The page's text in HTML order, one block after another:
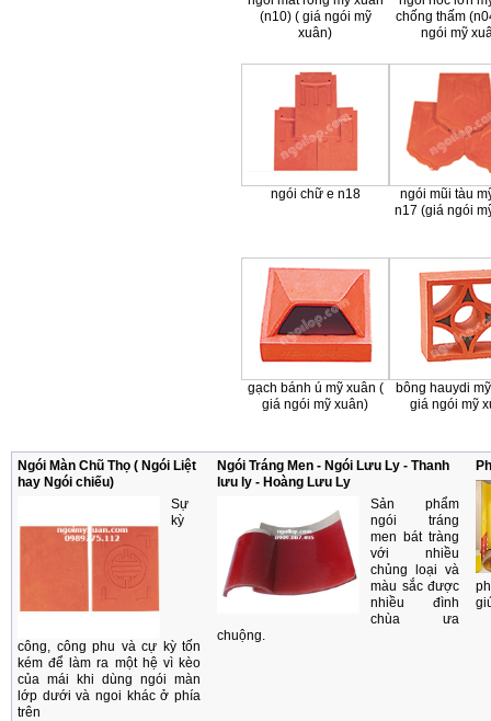
(n10) ( giá ngói mỹ
xuân)
chống thấm
ngói mỹ
ngói chữ e n18
ngói mũi tàu
n17 (giá ngói
gạch bánh ú mỹ xuân (
giá ngói mỹ xuân)
bông hauydi
giá ngói mỹ
Ngói Màn Chũ Thọ ( Ngói Liệt
hay Ngói chiếu)
Sự
kỳ
công, công phu và cự kỳ tốn
kém để làm ra một hệ vì kèo
của mái khi dùng ngói màn
lớp dưới và ngoi khác ở phía
trên
Ngói Tráng Men - Ngói Lưu Ly - Thanh
lưu ly - Hoàng Lưu Ly
Sản phẩm
ngói tráng
men bát tràng
với nhiều
chủng loại và
màu sắc được
nhiều đình
chùa ưa
chuộng.